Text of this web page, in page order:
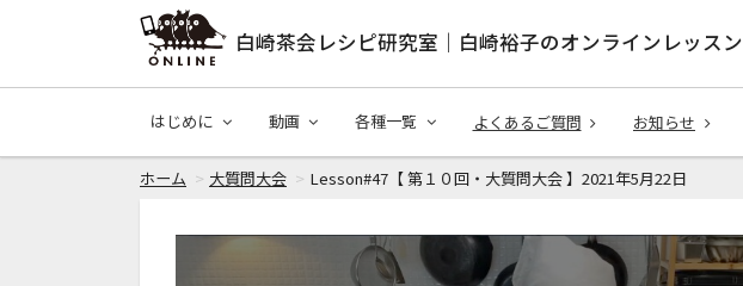
白崎茶会レシピ研究室｜白崎裕子のオンラインレッスン
はじめに 動画 各種一覧 よくあるご質問 お知らせ
ホーム 大質問大会 Lesson#47【 第１０回・大質問大会 】2021年5月22日